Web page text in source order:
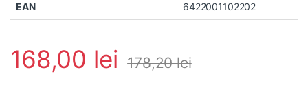
EAN 6422001102202
168,00 lei 178,20lei